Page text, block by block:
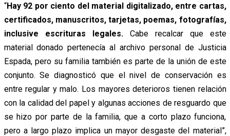
“Hay 92 por ciento del material digitalizado, entre cartas,
certificados, manuscritos, tarjetas, poemas, fotografías,
inclusive escrituras legales. Cabe recalcar que este
material donado pertenecía al archivo personal de Justicia
Espada, pero su familia también es parte de la unión de este
conjunto. Se diagnosticó que el nivel de conservación es
entre regular y malo. Los mayores deterioros tienen relación
con la calidad del papel y algunas acciones de resguardo que
se hizo por parte de la familia, que a corto plazo funciona,
pero a largo plazo implica un mayor desgaste del material”,